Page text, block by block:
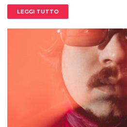
LEGGI TUTTO